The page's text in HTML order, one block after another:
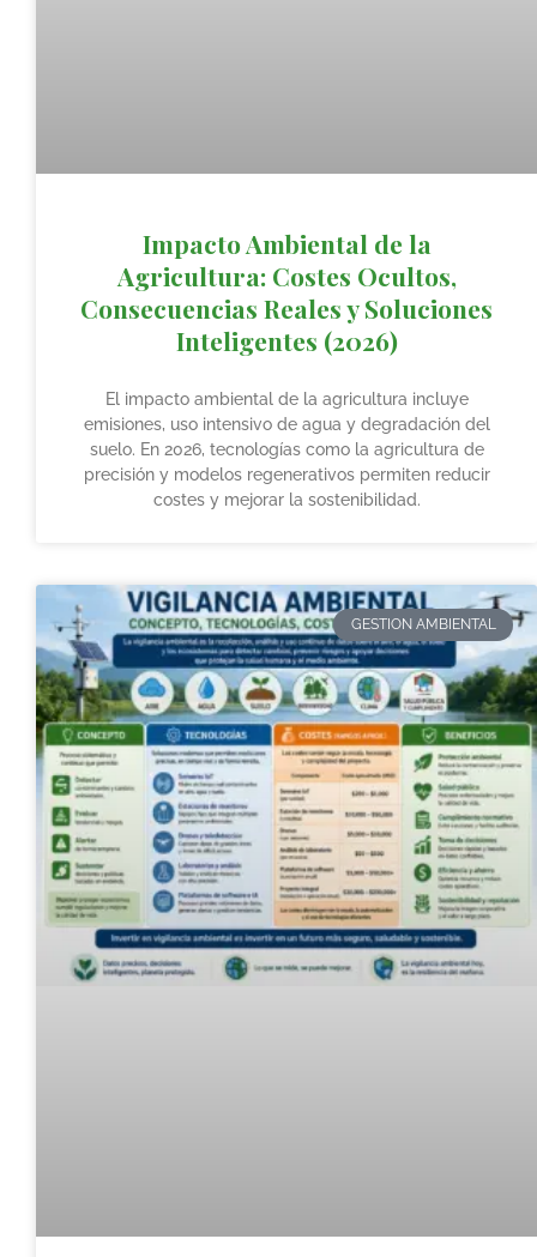
Impacto Ambiental de la
Agricultura: Costes Ocultos,
Consecuencias Reales y Soluciones
Inteligentes (2026)
El impacto ambiental de la agricultura incluye
emisiones, uso intensivo de agua y degradación del
suelo. En 2026, tecnologías como la agricultura de
precisión y modelos regenerativos permiten reducir
costes y mejorar la sostenibilidad.
GESTION AMBIENTAL